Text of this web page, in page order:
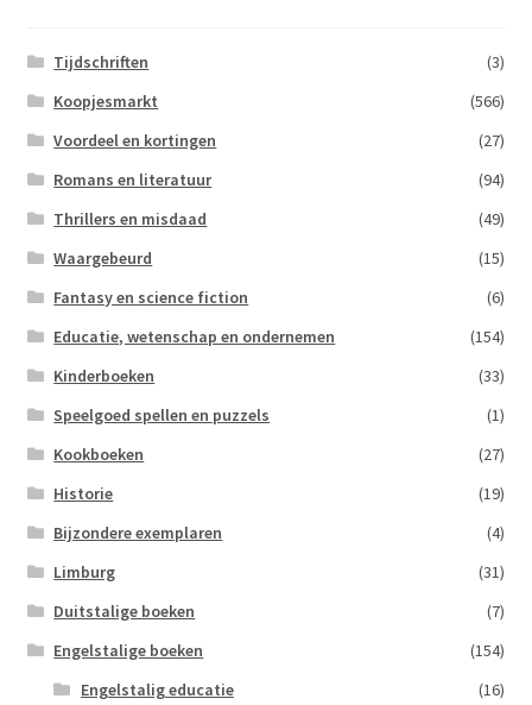
Tijdschriften
(3)
Koopjesmarkt
(566)
Voordeel en kortingen
(27)
Romans en literatuur
(94)
Thrillers en misdaad
(49)
Waargebeurd
(15)
Fantasy en science fiction
(6)
Educatie, wetenschap en ondernemen
(154)
Kinderboeken
(33)
Speelgoed spellen en puzzels
(1)
Kookboeken
(27)
Historie
(19)
Bijzondere exemplaren
(4)
Limburg
(31)
Duitstalige boeken
(7)
Engelstalige boeken
(154)
Engelstalig educatie
(16)